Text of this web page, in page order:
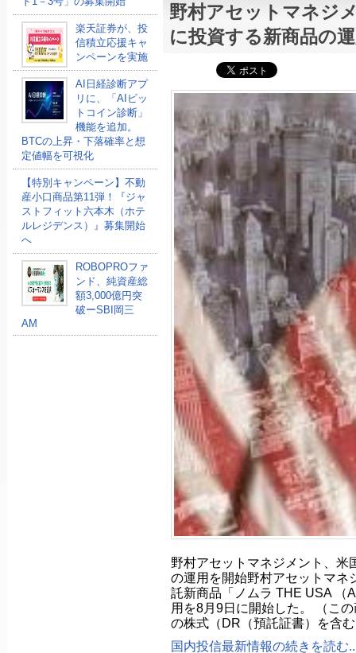
楽天証券が、投
信積立応援キャ
ンペーンを実施
AI日経診断アプ
リに、「AIビッ
トコイン診断」
機能を追加。
BTCの上昇・下落確率と想
定値幅を可視化
【特別キャンペーン】不動
産小口商品第11弾！『ジャ
ストフィット六本木（ホテ
ルレジデンス）』募集開始
へ
ROBOPROファ
ンド、純資産総
額3,000億円突
破ーSBI岡三
AM
野村アセットマネジ
に投資する新商品の
野村アセットマネジメント、米
の運用を開始野村アセットマネ
託新商品「ノムラ THE USA （
用を8月9日に開始した。 （こ
の株式（DR（預託証書）を含
国内投信最新情報の続きを読む